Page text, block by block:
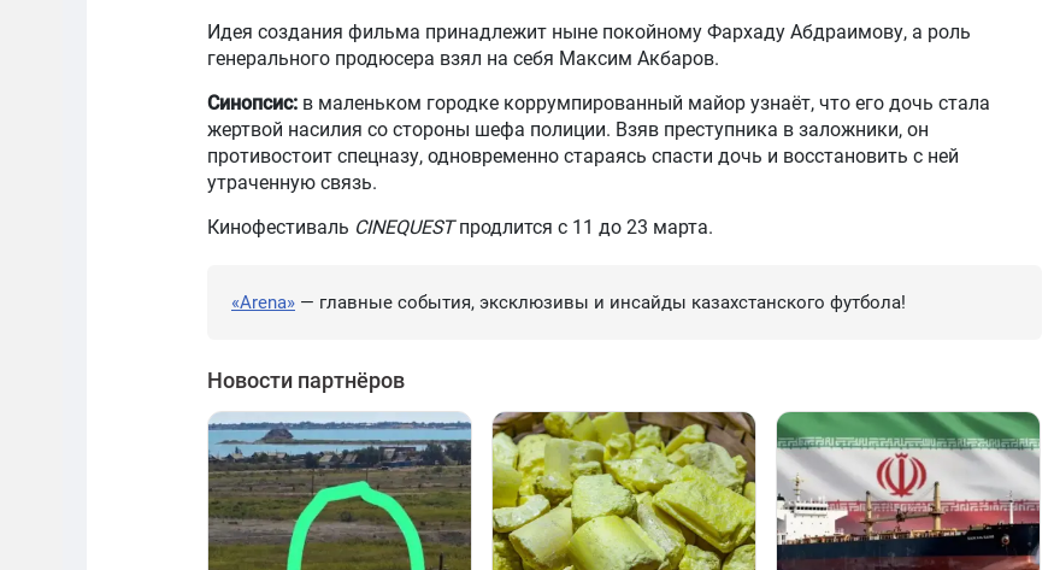
Идея создания фильма принадлежит ныне покойному Фархаду Абдраимову, а роль
генерального продюсера взял на себя Максим Акбаров.
Синопсис: в маленьком городке коррумпированный майор узнаёт, что его дочь стала
жертвой насилия со стороны шефа полиции. Взяв преступника в заложники, он
противостоит спецназу, одновременно стараясь спасти дочь и восстановить с ней
утраченную связь.
Кинофестиваль CINEQUESTпродлится с 11 до 23 марта.
«Arena» — главные события, эксклюзивы и инсайды казахстанского футбола!